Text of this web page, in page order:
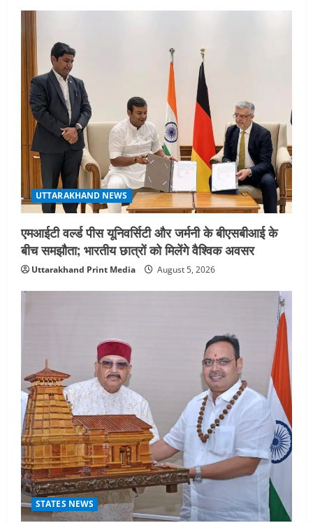
नोमुरा रिपोर्ट: जंग के कारण भारत को हर वर्ष
August 3, 2026
5
UTTARAKHAND NEWS
अल्पसंख्यक समाज के उत्थान के लिए सरकार
पूरी तरह प्रतिबद्ध, योजनाओं का लाभ बिना
किसी भेदभाव के अंतिम व्यक्ति तक पहुंचेगा:
मुख्यमंत्री धामी
August 2, 2026
UTTARAKHAND NEWS
एमआईटी वर्ल्ड पीस यूनिवर्सिटी और जर्मनी के बीएसबीआई के
बीच समझौता; भारतीय छात्रों को मिलेंगे वैश्विक अवसर
Uttarakhand Print Media August 5, 2026
STATES NEWS